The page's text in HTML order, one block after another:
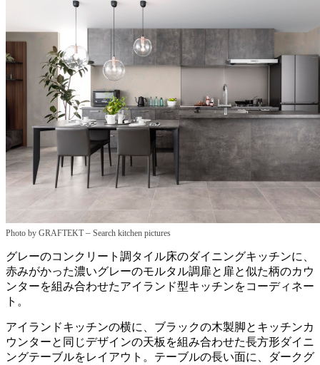
Photo by GRAFTEKT– Search kitchen pictures
グレーのコンクリート調タイル床のダイニングキッチンに、
赤みがかった濃いグレーのモルタル調扉と扉と似た柄のカウ
ンターを組み合わせたアイランド型キッチンをコーディネー
ト。
アイランドキッチンの横に、ブラックの木製脚とキッチンカ
ウンターと同じデザインの天板を組み合わせた長方形ダイニ
ングテーブルをレイアウト。テーブルの長い面に、ダークグ